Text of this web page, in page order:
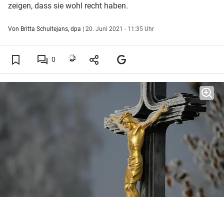
zeigen, dass sie wohl recht haben.
Von Britta Schultejans, dpa | 20. Juni 2021 - 11:35 Uhr
0